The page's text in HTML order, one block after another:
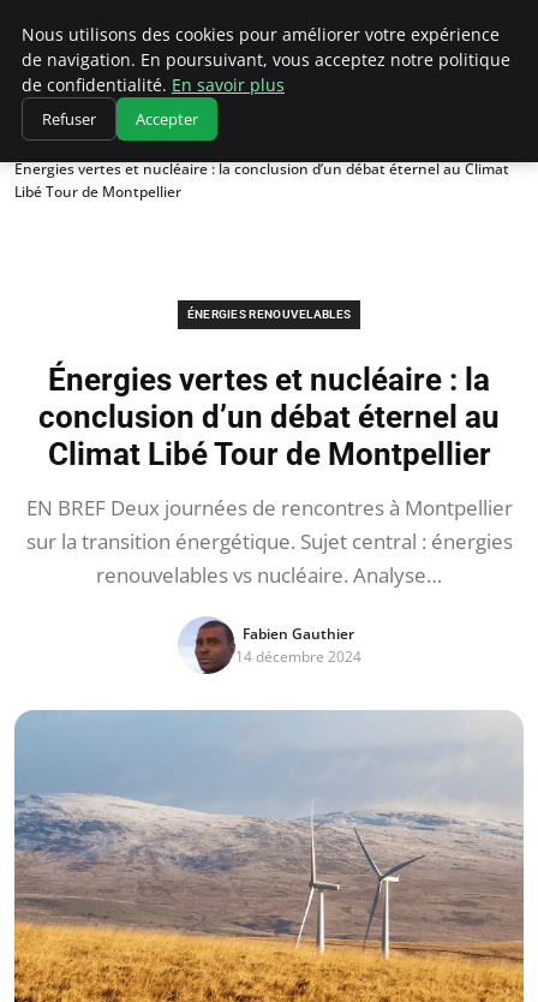
Climatedebtagents
Accueil
Énergies Renouvelables
Énergies vertes et nucléaire : la conclusion d’un débat éternel au Climat
Libé Tour de Montpellier
ÉNERGIES RENOUVELABLES
Énergies vertes et nucléaire : la
conclusion d’un débat éternel au
Climat Libé Tour de Montpellier
EN BREF Deux journées de rencontres à Montpellier
sur la transition énergétique. Sujet central : énergies
renouvelables vs nucléaire. Analyse…
Fabien Gauthier
14 décembre 2024
Nous utilisons des cookies pour améliorer votre expérience
de navigation. En poursuivant, vous acceptez notre politique
de confidentialité. En savoir plus
Refuser Accepter